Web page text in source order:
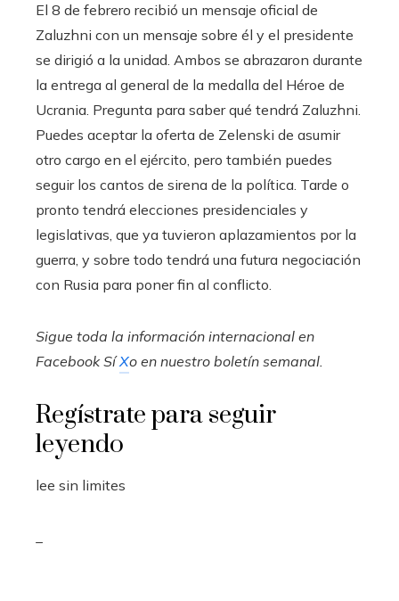
El 8 de febrero recibió un mensaje oficial de
Zaluzhni con un mensaje sobre él y el presidente
se dirigió a la unidad. Ambos se abrazaron durante
la entrega al general de la medalla del Héroe de
Ucrania. Pregunta para saber qué tendrá Zaluzhni.
Puedes aceptar la oferta de Zelenski de asumir
otro cargo en el ejército, pero también puedes
seguir los cantos de sirena de la política. Tarde o
pronto tendrá elecciones presidenciales y
legislativas, que ya tuvieron aplazamientos por la
guerra, y sobre todo tendrá una futura negociación
con Rusia para poner fin al conflicto.
Sigue toda la información internacional en
FacebookSíXo en nuestro boletín semanal.
Regístrate para seguir
leyendo
lee sin limites